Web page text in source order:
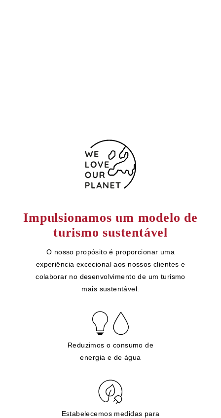
Impulsionamos um modelo de
turismo sustentável
O nosso propósito é proporcionar uma
experiência excecional aos nossos clientes e
colaborar no desenvolvimento de um turismo
mais sustentável.
Reduzimos o consumo de
energia e de água
Estabelecemos medidas para